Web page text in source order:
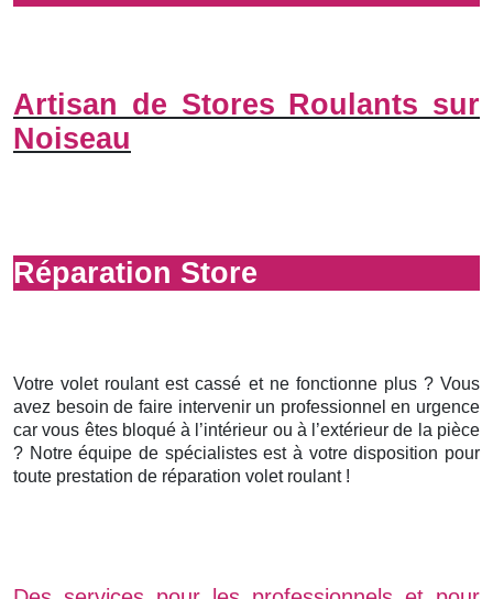
Artisan de Stores Roulants sur
Noiseau
Réparation Store
Votre volet roulant est cassé et ne fonctionne plus ? Vous
avez besoin de faire intervenir un professionnel en urgence
car vous êtes bloqué à l’intérieur ou à l’extérieur de la pièce
? Notre équipe de spécialistes est à votre disposition pour
toute prestation de réparation volet roulant !